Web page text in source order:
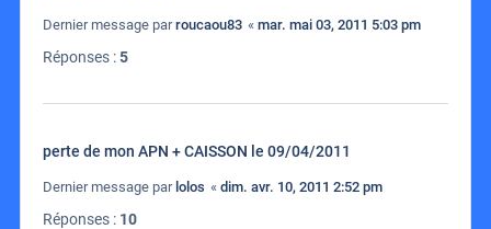
Dernier message parroucaou83 « mar. mai 03, 2011 5:03 pm
Réponses :5
perte de mon APN + CAISSON le 09/04/2011
Dernier message parlolos « dim. avr. 10, 2011 2:52 pm
Réponses : 10